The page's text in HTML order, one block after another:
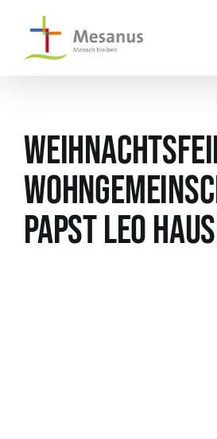
content
Papst Leo